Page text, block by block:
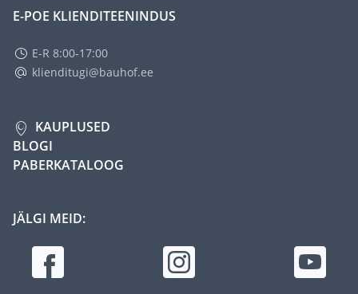
E-POE KLIENDITEENINDUS
E-R 8:00-17:00
klienditugi@bauhof.ee
KAUPLUSED
BLOGI
PABERKATALOOG
JÄLGI MEID: